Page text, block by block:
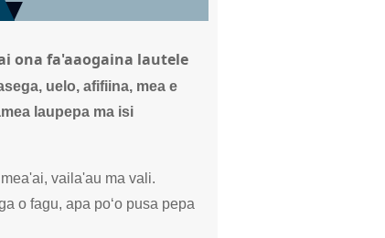
ona fa'aaogaina lautele
uelo, afifiina, mea e
laupepa ma isi
vaila'au ma vali.
o fagu, apa poʻo pusa pepa